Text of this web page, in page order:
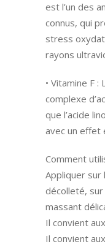
est l’un des
connus, qui
stress
rayons
• Vitamine F
complexe
que l’acide
avec un effet
Comment
Appliquer sur
décolleté,
massant
Il convient
Il convient